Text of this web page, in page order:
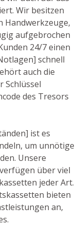
Wir besitzen
Handwerkzeuge,
aufgebrochen
24/7 einen
schnell
auch die
Schlüssel
des Tresors
ist es
um unnötige
Unsere
über viel
jeder Art.
bieten
an,